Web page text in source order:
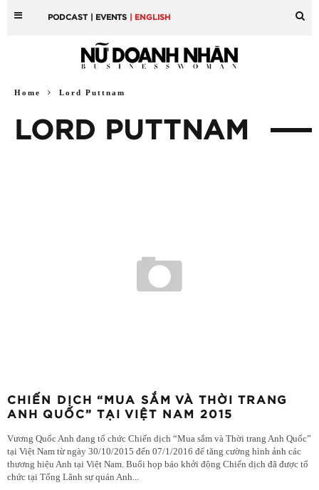
PODCAST | EVENTS | ENGLISH
Home Lord Puttnam
LORD PUTTNAM
CHIẾN DỊCH “MUA SẮM VÀ THỜI TRANG
ANH QUỐC” TẠI VIỆT NAM 2015
Vương Quốc Anh đang tổ chức Chiến dịch “Mua sắm và Thời trang Anh Quốc”
tại Việt Nam từ ngày 30/10/2015 đến 07/1/2016 để tăng cường hình ảnh các
thương hiệu Anh tại Việt Nam. Buổi họp báo khởi động Chiến dịch đã được tổ
chức tại Tổng Lãnh sự quán Anh...